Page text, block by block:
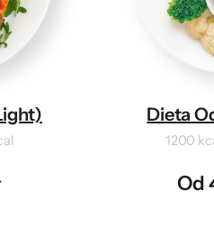
Dieta
1200
Od